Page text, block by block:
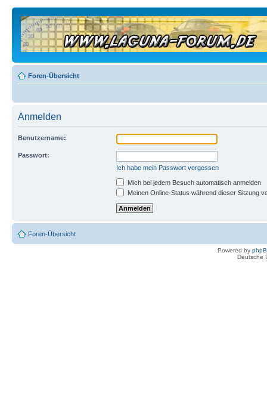
Foren-Übersicht
Anmelden
Benutzername:
Passwort:
Ich habe mein Passwort vergessen
Mich bei jedem Besuch automatisch anmelden
Meinen Online-Status während dieser Sitzung
Foren-Übersicht
Powered by
Deutsche